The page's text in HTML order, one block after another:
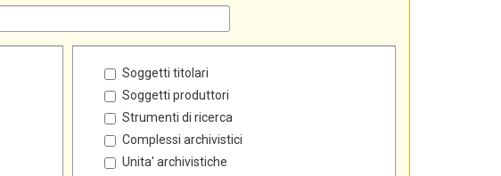
Soggetti titolari
Soggetti produttori
Strumenti di ricerca
Complessi archivistici
Unita' archivistiche